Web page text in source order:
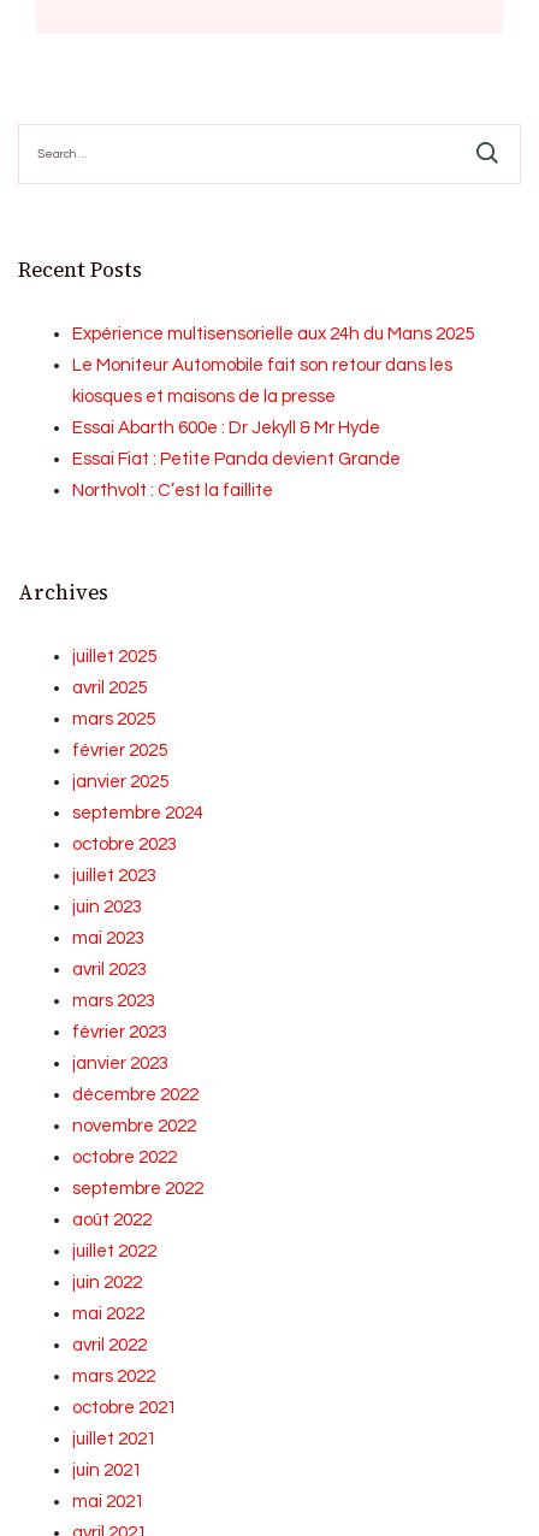
for:
Recent Posts
Expérience multisensorielle aux 24h du Mans 2025
Le Moniteur Automobile fait son retour dans les
kiosques et maisons de la presse
Essai Abarth 600e : Dr Jekyll & Mr Hyde
Essai Fiat : Petite Panda devient Grande
Northvolt : C’est la faillite
Archives
juillet 2025
avril 2025
mars 2025
février 2025
janvier 2025
septembre 2024
octobre 2023
juillet 2023
juin 2023
mai 2023
avril 2023
mars 2023
février 2023
janvier 2023
décembre 2022
novembre 2022
octobre 2022
septembre 2022
août 2022
juillet 2022
juin 2022
mai 2022
avril 2022
mars 2022
octobre 2021
juillet 2021
juin 2021
mai 2021